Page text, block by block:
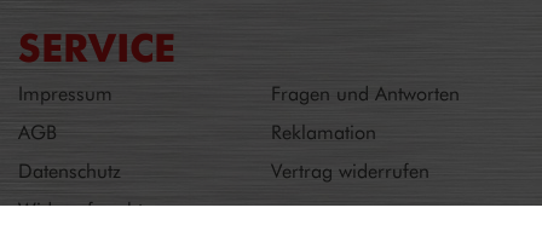
SERVICE
Impressum
AGB
Datenschutz
Widerrufsrecht
Fragen und Antworten
Reklamation
Vertrag widerrufen